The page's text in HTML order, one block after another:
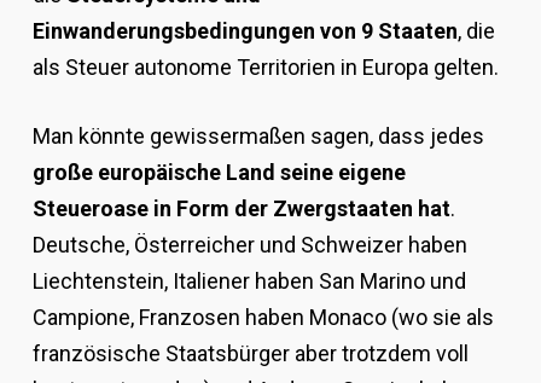
Einwanderungsbedingungen von 9 Staaten, die
als Steuer autonome Territorien in Europa gelten.
Man könnte gewissermaßen sagen, dass jedes
große europäische Land seine eigene
Steueroase in Form der Zwergstaaten hat.
Deutsche, Österreicher und Schweizer haben
Liechtenstein, Italiener haben San Marino und
Campione, Franzosen haben Monaco (wo sie als
französische Staatsbürger aber trotzdem voll